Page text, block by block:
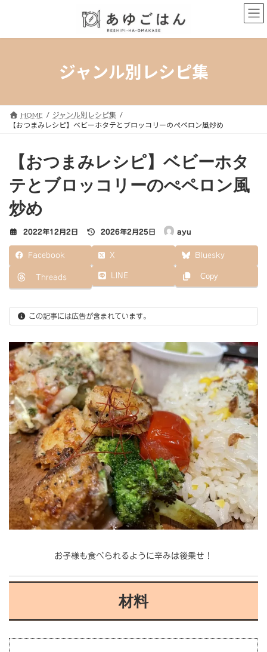
ン
ー
ジャンル別レシピ集
HOME
ジャンル別レシピ集
【おつまみレシピ】ベビーホタテとブロッコリーのぺペロン風炒め
【おつまみレシピ】ベビーホタ
テとブロッコリーのぺペロン風
炒め
2022年12月2日
最
新
時
:
2026年2月25日 ayu
Facebook X Bluesky
Threads LINE Copy
この記事には広告が含まれています。
お子様も食べられるように辛みは後乗せ！
材料